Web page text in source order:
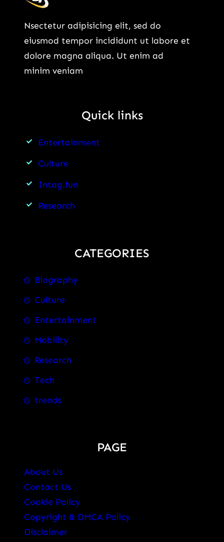
Nsectetur adipisicing elit, sed do
eiusmod tempor incididunt ut labore et
dolore magna aliqua. Ut enim ad
minim veniam
Quick links
Entertainment
Culture
Intag.fun
Research
CATEGORIES
Biography
Culture
Entertainment
Mobility
Research
Tech
trends
PAGE
About Us
Contact Us
Cookie Policy
Copyright & DMCA Policy
Disclaimer